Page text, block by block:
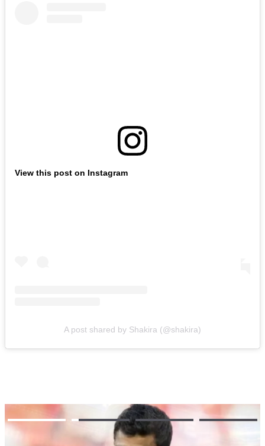
View this post on Instagram
A post shared by Shakira (@shakira)